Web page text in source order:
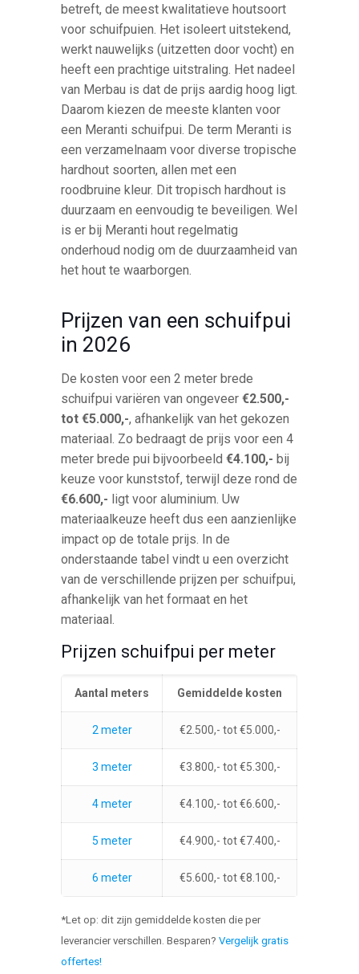
betreft, de meest kwalitatieve houtsoort
voor schuifpuien. Het isoleert uitstekend,
werkt nauwelijks (uitzetten door vocht) en
heeft een prachtige uitstraling. Het nadeel
van Merbau is dat de prijs aardig hoog ligt.
Daarom kiezen de meeste klanten voor
een Meranti schuifpui. De term Meranti is
een verzamelnaam voor diverse tropische
hardhout soorten, allen met een
roodbruine kleur. Dit tropisch hardhout is
duurzaam en eenvoudig te beveiligen. Wel
is er bij Meranti hout regelmatig
onderhoud nodig om de duurzaamheid van
het hout te waarborgen.
Prijzen van een schuifpui
in 2026
De kosten voor een 2 meter brede
schuifpui variëren van ongeveer€2.500,-
tot €5.000,-, afhankelijk van het gekozen
materiaal. Zo bedraagt de prijs voor een 4
meter brede pui bijvoorbeeld€4.100,- bij
keuze voor kunststof, terwijl deze rond de
€6.600,- ligt voor aluminium. Uw
materiaalkeuze heeft dus een aanzienlijke
impact op de totale prijs. In de
onderstaande tabel vindt u een overzicht
van de verschillende prijzen per schuifpui,
afhankelijk van het formaat en het
materiaal.
Prijzen schuifpui per meter
Aantal meters Gemiddelde kosten
2 meter €2.500,- tot €5.000,-
3 meter €3.800,- tot €5.300,-
4 meter €4.100,- tot €6.600,-
5 meter €4.900,- tot €7.400,-
6 meter €5.600,- tot €8.100,-
*Let op: dit zijn gemiddelde kosten die per
leverancier verschillen. Besparen?Vergelijk gratis
offertes!